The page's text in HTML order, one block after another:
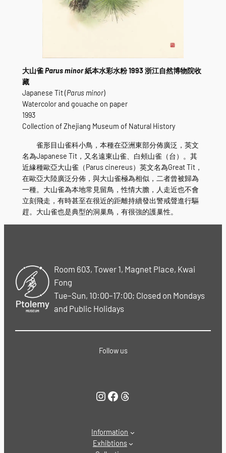
大山雀Parus minor紙本水彩水粉 1993 浙江自然博物院收
藏
Japanese Tit (Parus minor)
Watercolor and gouache on paper
1993
Collection of Zhejiang Museum of Natural History
雀形目山雀科小鳥，本種在亞洲東部分佈廣泛，英文
名為Japanese Tit，又名遠東山雀、白頰山雀（台）。其
近緣種歐亞大山雀（Parus cinereus）英文名為Great Tit，
在歐亞大陸廣泛分佈，與大山雀極為相似，二者曾被歸為
一種。大山雀為本地常見留鳥，性情大膽，人走近也不會
立刻飛走，有時甚至在很近的距離持續發出警戒聲進行驅
趕。大山雀也是典型的洞巢鳥，有很強的護巢性。
Room 603, Tower 1, Magnet Place, Kwai
Fong
Tue–Sun, 10:00–17:00; Closed on Mondays
and Public Holidays
Follow us
Instagram Facebook Threads
Information
Exhibtions